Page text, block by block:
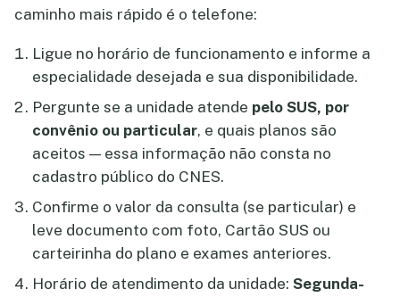
caminho mais rápido é o telefone:
Ligue no horário de funcionamento e informe a
especialidade desejada e sua disponibilidade.
Pergunte se a unidade atende pelo SUS, por
convênio ou particular, e quais planos são
aceitos — essa informação não consta no
cadastro público do CNES.
Confirme o valor da consulta (se particular) e
leve documento com foto, Cartão SUS ou
carteirinha do plano e exames anteriores.
Horário de atendimento da unidade: Segunda-